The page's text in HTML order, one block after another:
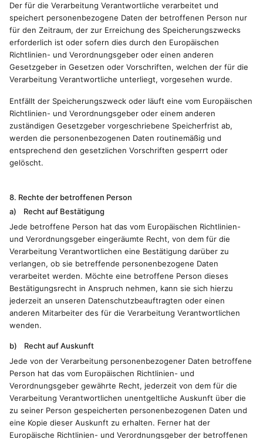
Der für die Verarbeitung Verantwortliche verarbeitet und
speichert personenbezogene Daten der betroffenen Person nur
für den Zeitraum, der zur Erreichung des Speicherungszwecks
erforderlich ist oder sofern dies durch den Europäischen
Richtlinien- und Verordnungsgeber oder einen anderen
Gesetzgeber in Gesetzen oder Vorschriften, welchen der für die
Verarbeitung Verantwortliche unterliegt, vorgesehen wurde.
Entfällt der Speicherungszweck oder läuft eine vom Europäischen
Richtlinien- und Verordnungsgeber oder einem anderen
zuständigen Gesetzgeber vorgeschriebene Speicherfrist ab,
werden die personenbezogenen Daten routinemäßig und
entsprechend den gesetzlichen Vorschriften gesperrt oder
gelöscht.
8. Rechte der betroffenen Person
a) Recht auf Bestätigung
Jede betroffene Person hat das vom Europäischen Richtlinien-
und Verordnungsgeber eingeräumte Recht, von dem für die
Verarbeitung Verantwortlichen eine Bestätigung darüber zu
verlangen, ob sie betreffende personenbezogene Daten
verarbeitet werden. Möchte eine betroffene Person dieses
Bestätigungsrecht in Anspruch nehmen, kann sie sich hierzu
jederzeit an unseren Datenschutzbeauftragten oder einen
anderen Mitarbeiter des für die Verarbeitung Verantwortlichen
wenden.
b) Recht auf Auskunft
Jede von der Verarbeitung personenbezogener Daten betroffene
Person hat das vom Europäischen Richtlinien- und
Verordnungsgeber gewährte Recht, jederzeit von dem für die
Verarbeitung Verantwortlichen unentgeltliche Auskunft über die
zu seiner Person gespeicherten personenbezogenen Daten und
eine Kopie dieser Auskunft zu erhalten. Ferner hat der
Europäische Richtlinien- und Verordnungsgeber der betroffenen